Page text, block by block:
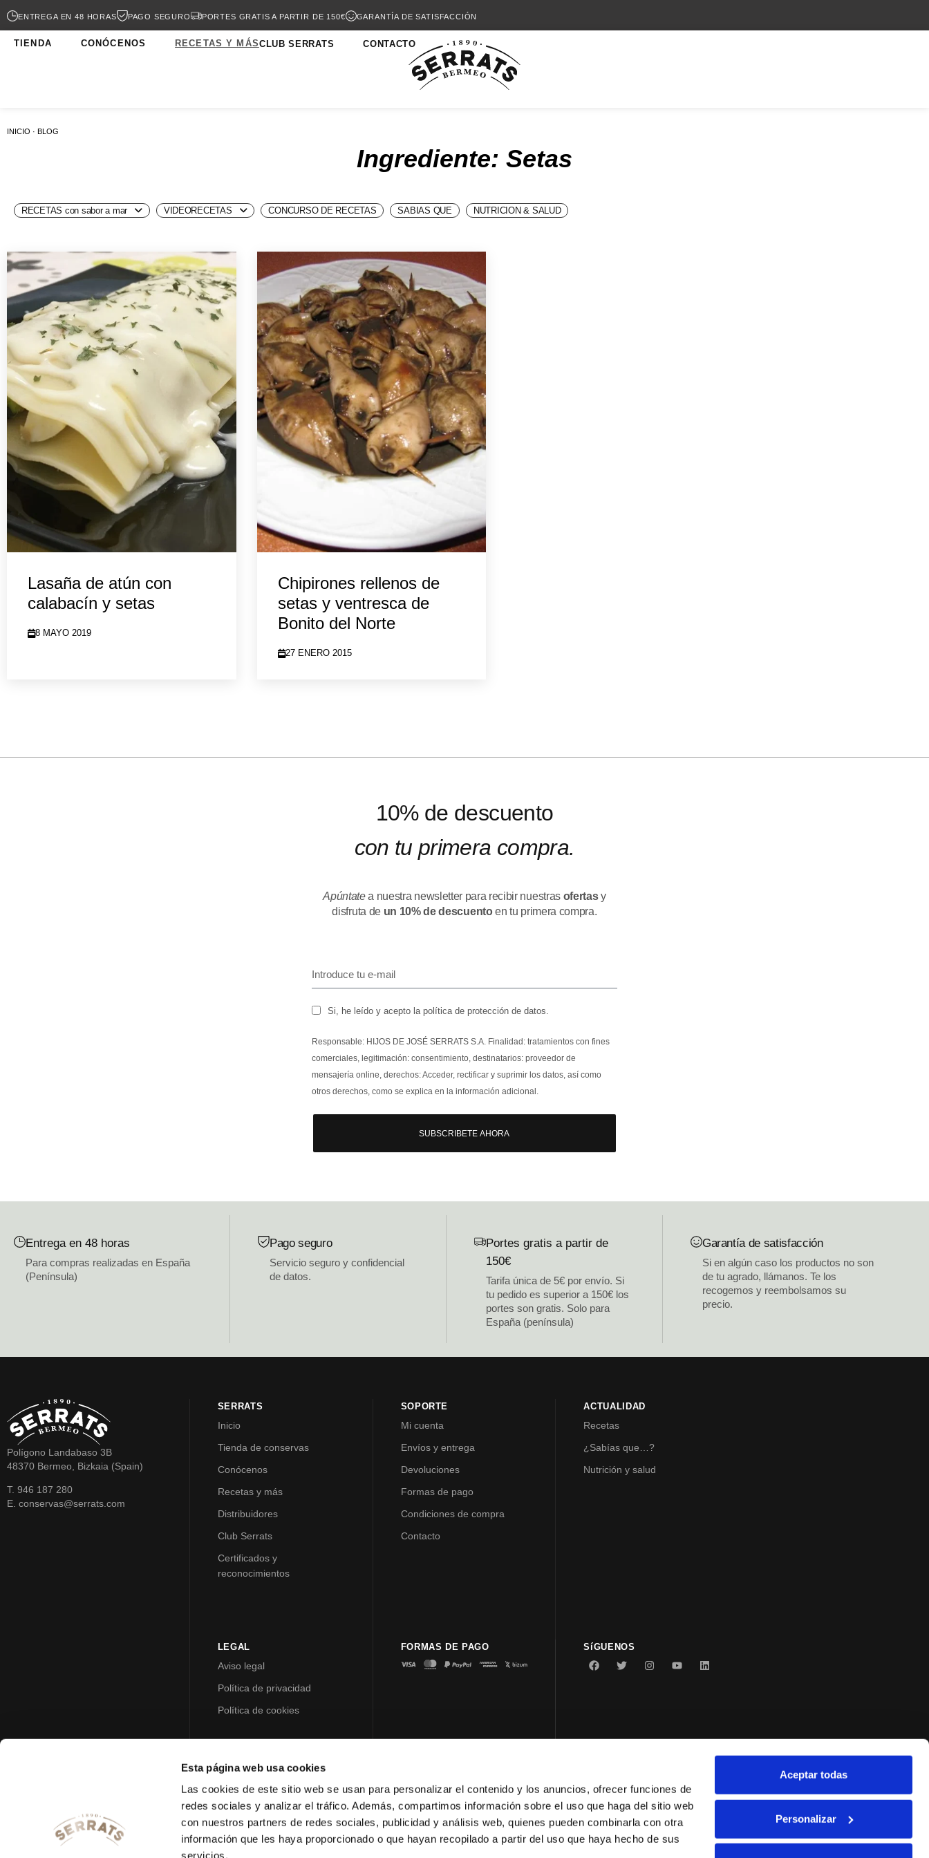
Esta página web usa cookies
Las cookies de este sitio web se usan para personalizar el contenido y los anuncios, ofrecer funciones de
redes sociales y analizar el tráfico. Además, compartimos información sobre el uso que haga del sitio web
con nuestros partners de redes sociales, publicidad y análisis web, quienes pueden combinarla con otra
información que les haya proporcionado o que hayan recopilado a partir del uso que haya hecho de sus
servicios.
Aceptar todas
Personalizar
ENTREGA EN 48 HORAS PAGO SEGURO PORTES GRATIS A PARTIR DE 150€ GARANTÍA DE SATISFACCIÓN
TIENDA CONÓCENOS RECETAS Y MÁSCLUB SERRATS CONTACTO
INICIO · BLOG
Ingrediente: Setas
RECETAS con sabor a mar VIDEORECETAS CONCURSO DE RECETAS SABIAS QUE NUTRICION & SALUD
Lasaña de atún con
calabacín y setas
8 MAYO 2019
Chipirones rellenos de
setas y ventresca de
Bonito del Norte
27 ENERO 2015
10% de descuento
con tu primera compra.
Apúntatea nuestra newsletter para recibir nuestras ofertasy
disfruta de un 10% de descuentoen tu primera compra.
Si, he leído y acepto la política de protección de datos.
Responsable: HIJOS DE JOSÉ SERRATS S.A. Finalidad: tratamientos con fines
comerciales, legitimación: consentimiento, destinatarios: proveedor de
mensajería online, derechos: Acceder, rectificar y suprimir los datos, así como
otros derechos, como se explica en la información adicional.
SUBSCRIBETE AHORA
Entrega en 48 horas
Para compras realizadas en España
(Península)
Pago seguro
Servicio seguro y confidencial
de datos.
Portes gratis a partir de
150€
Tarifa única de 5€ por envío. Si
tu pedido es superior a 150€ los
portes son gratis. Solo para
España (península)
Garantía de satisfacción
Si en algún caso los productos no son
de tu agrado, llámanos. Te los
recogemos y reembolsamos su
precio.
Polígono Landabaso 3B
48370 Bermeo, Bizkaia (Spain)
T. 946 187 280
E. conservas@serrats.com
SERRATS
Inicio
Tienda de conservas
Conócenos
Recetas y más
Distribuidores
Club Serrats
Certificados y
reconocimientos
SOPORTE
Mi cuenta
Envíos y entrega
Devoluciones
Formas de pago
Condiciones de compra
Contacto
ACTUALIDAD
Recetas
¿Sabías que…?
Nutrición y salud
LEGAL
Aviso legal
Política de privacidad
Política de cookies
FORMAS DE PAGO SíGUENOS
© 2023 Conservas Serrats